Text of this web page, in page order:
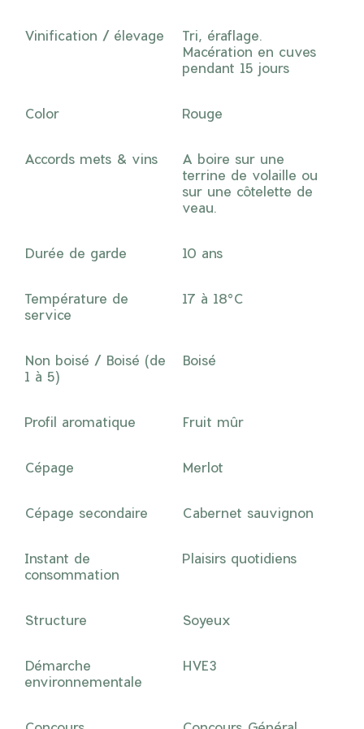
Vinification / élevage
Tri, éraflage.
Macération en cuves
pendant 15 jours
Color Rouge
Accords mets & vins
A boire sur une
terrine de volaille ou
sur une côtelette de
veau.
Durée de garde 10 ans
Température de
service
17 à 18°C
Non boisé / Boisé (de
1 à 5)
Boisé
Profil aromatique Fruit mûr
Cépage Merlot
Cépage secondaire Cabernet sauvignon
Instant de
consommation
Plaisirs quotidiens
Structure Soyeux
Démarche
environnementale
HVE3